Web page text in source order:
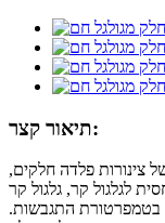
תיאור קצר:
צינורות פלדה חלקים,
לגלגול קר, גלגול קר
בטמפרטורת התגבשות.